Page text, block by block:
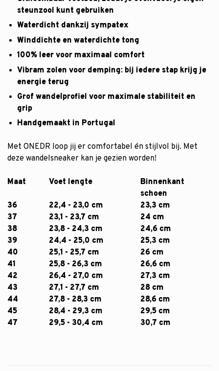
steunzool kunt gebruiken
Waterdicht dankzij sympatex
Winddichte en waterdichte tong
100% leer voor maximaal comfort
Vibram zolen voor demping: bij iedere stap krijg je
energie terug
Grof wandelprofiel voor maximale stabiliteit en
grip
Handgemaakt in Portugal
Met ONEDR loop jij er comfortabel én stijlvol bij. Met
deze wandelsneaker kan je gezien worden!
Maat Voet lengte
Binnenkant
schoen
36
22,4 - 23,0 cm
23,3 cm
37
23,1 - 23,7 cm
24 cm
38
23,8 - 24,3 cm
24,6 cm
39
24,4 - 25,0 cm
25,3 cm
40
25,1 - 25,7 cm
26 cm
41
25,8 - 26,3 cm
26,6 cm
42
26,4 - 27,0 cm
27,3 cm
43
27,1 - 27,7 cm
28 cm
44
27,8 - 28,3 cm
28,6 cm
45
28,4 - 29,3 cm
29,5 cm
47
29,5 - 30,4 cm 30,7 cm